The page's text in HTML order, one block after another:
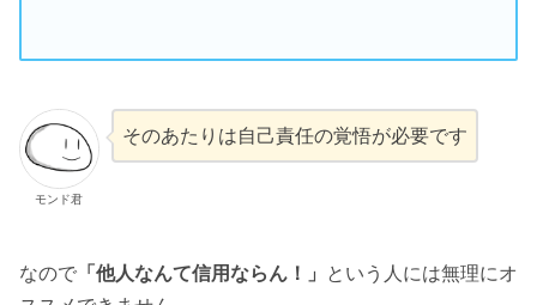
モンド君
そのあたりは自己責任の覚悟が必要です
なので 「他人なんて信用ならん！」
という人には無理にオ